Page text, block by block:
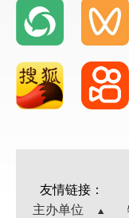
友情链接：
主办单位